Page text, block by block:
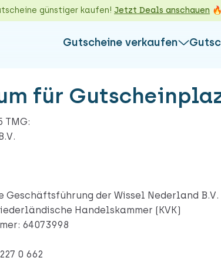
günstiger kaufen! Jetzt Deals anschauen 🔥
Gutscheine verkaufen
gegen Gutschein
Alternative zum Verkaufen:
direkt eintauschen
So
Alles über
für
TMG:
Geschäftsführung der Wissel Nederland B.V.
Handelskammer (KVK)
64073998
0 662